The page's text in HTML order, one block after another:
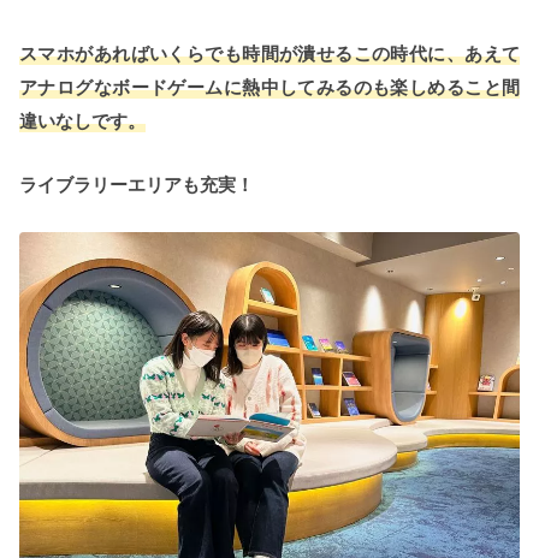
スマホがあればいくらでも時間が潰せるこの時代に、あえて
アナログなボードゲームに熱中してみるのも楽しめること間
違いなしです。
ライブラリーエリアも充実！